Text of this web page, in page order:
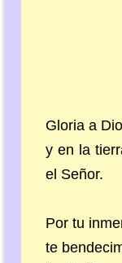
Gloria a
y en la
el Señor.
Por tu
te